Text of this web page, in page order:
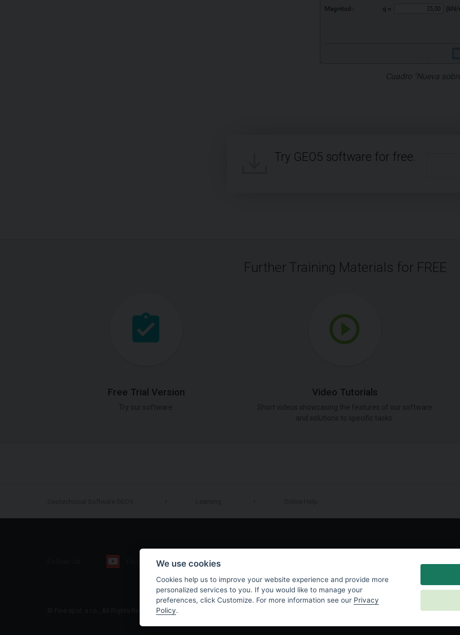
Cuadro "Nueva
Try GEO5 software for free.
Further Training Materials for FREE
Free Trial Version Video Tutorials
Facebook
© Fine spol. s r.o., All Rights Reserved |Sitemap
We use cookies
Cookies help us to improve your website experience and provide more
personalized services to you. If you would like to manage your
preferences, click Customize. For more information see our Privacy
Policy.